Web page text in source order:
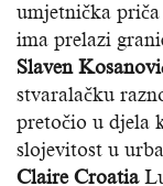
umjetnička priča
ima prelazi
Slaven
stvaralačku
pretočio u djela
slojevitost u
Claire Croatia